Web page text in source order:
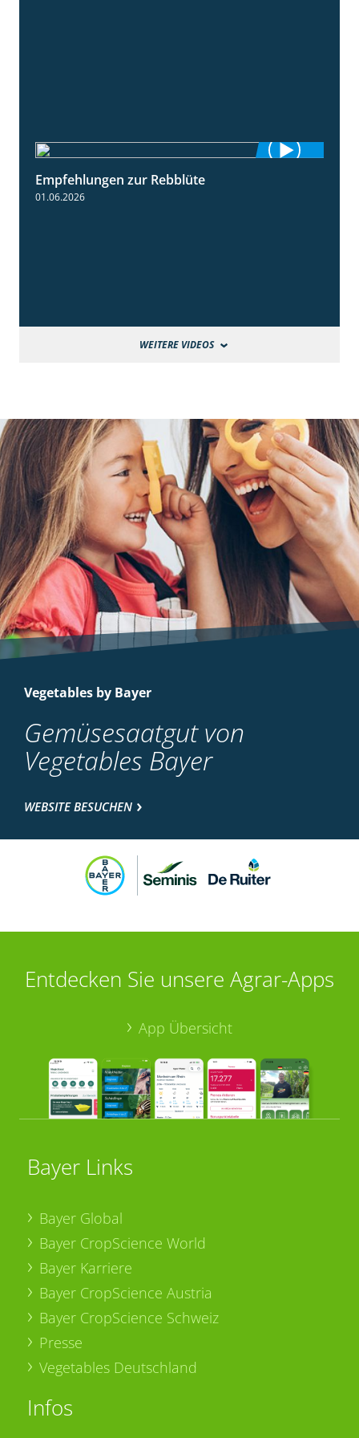
Empfehlungen zur Rebblüte
01.06.2026
WEITERE VIDEOS
Vegetables by Bayer
Gemüsesaatgut von
Vegetables Bayer
WEBSITE BESUCHEN
Entdecken Sie unsere Agrar-Apps
App Übersicht
Bayer Links
Bayer Global
Bayer CropScience World
Bayer Karriere
Bayer CropScience Austria
Bayer CropScience Schweiz
Presse
Vegetables Deutschland
Infos